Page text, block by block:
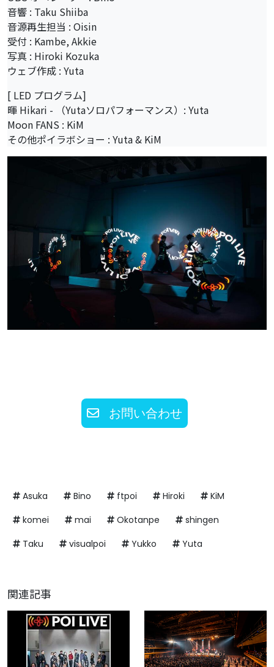
音響 : Taku Shiiba
音源再生担当 : Oisin
受付 : Kambe, Akkie
写真 : Hiroki Kozuka
ウェブ作成 : Yuta
[ LED プログラム]
暉 Hikari - （Yutaソロパフォーマンス）: Yuta
Moon FANS : KiM
その他ポイラボショー : Yuta & KiM
お問い合わせ
Asuka Bino ftpoi Hiroki
KiM
komei
mai Okotanpe
shingen
Taku
visualpoi Yukko Yuta
関連記事